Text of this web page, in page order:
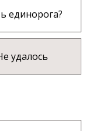
единорога?
удалось